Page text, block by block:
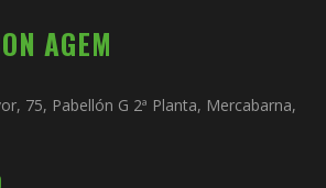
AGEM
75, Pabellón G 2ª Planta, Mercabarna,